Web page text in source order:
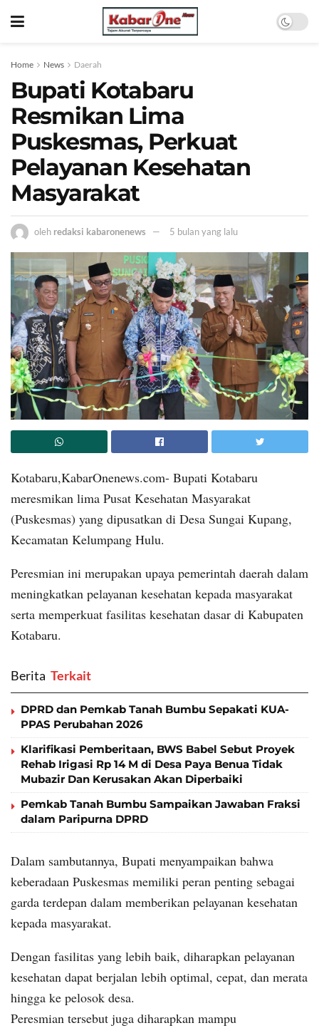
Home News Daerah
Bupati Kotabaru
Resmikan Lima
Puskesmas, Perkuat
Pelayanan Kesehatan
Masyarakat
oleh redaksi kabaronenews 5 bulan yang lalu
Kotabaru,KabarOnenews.com- Bupati Kotabaru
meresmikan lima Pusat Kesehatan Masyarakat
(Puskesmas) yang dipusatkan di Desa Sungai Kupang,
Kecamatan Kelumpang Hulu.
Peresmian ini merupakan upaya pemerintah daerah dalam
meningkatkan pelayanan kesehatan kepada masyarakat
serta memperkuat fasilitas kesehatan dasar di Kabupaten
Kotabaru.
Berita ‎ Terkait
DPRD dan Pemkab Tanah Bumbu Sepakati KUA-
PPAS Perubahan 2026
Klarifikasi Pemberitaan, BWS Babel Sebut Proyek
Rehab Irigasi Rp 14 M di Desa Paya Benua Tidak
Mubazir Dan Kerusakan Akan Diperbaiki
Pemkab Tanah Bumbu Sampaikan Jawaban Fraksi
dalam Paripurna DPRD
Dalam sambutannya, Bupati menyampaikan bahwa
keberadaan Puskesmas memiliki peran penting sebagai
garda terdepan dalam memberikan pelayanan kesehatan
kepada masyarakat.
Dengan fasilitas yang lebih baik, diharapkan pelayanan
kesehatan dapat berjalan lebih optimal, cepat, dan merata
hingga ke pelosok desa.
Peresmian tersebut juga diharapkan mampu